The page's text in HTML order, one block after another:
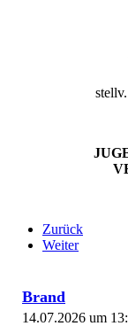
Zurück
Weiter
Brand
14.07.2026 um